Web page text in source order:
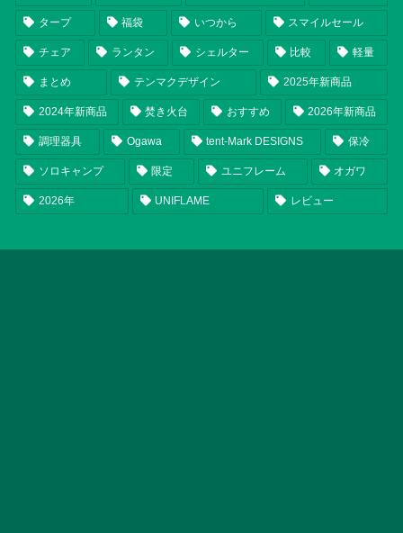
タープ 福袋 いつから スマイルセール
チェア ランタン シェルター 比較 軽量
まとめ テンマクデザイン 2025年新商品
2024年新商品 焚き火台 おすすめ 2026年新商品
調理器具 Ogawa tent-Mark DESIGNS 保冷
ソロキャンプ 限定 ユニフレーム オガワ
2026年 UNIFLAME レビュー